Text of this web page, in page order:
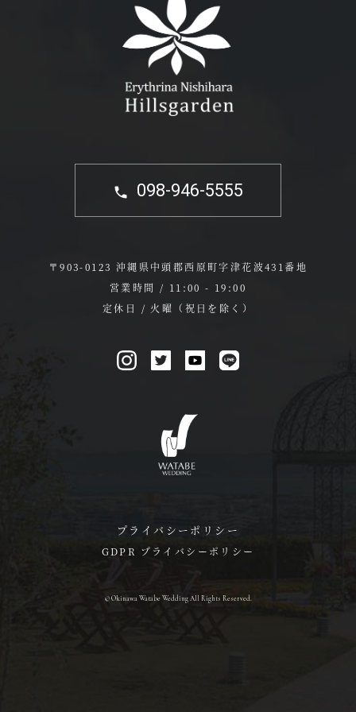
098-946-5555
〒903-0123 沖縄県中頭郡西原町字津花波431番地
営業時間 / 11:00 - 19:00
定休日 / 火曜（祝日を除く）
プライバシーポリシー
GDPR プライバシーポリシー
© Okinawa Watabe Wedding All Rights Reserved.